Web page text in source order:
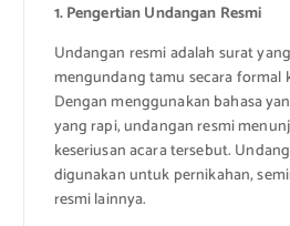
1. Pengertian Undangan Resmi
Undangan resmi adalah surat
mengundang tamu secara formal
Dengan menggunakan bahasa
yang rapi, undangan resmi
keseriusan acara tersebut.
digunakan untuk pernikahan,
resmi lainnya.